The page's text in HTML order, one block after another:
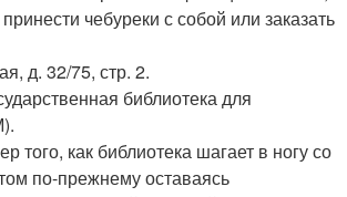
чебуреки с собой или заказать
д. 32/75, стр. 2.
библиотека для
того, как библиотека шагает в ногу со
по-прежнему оставаясь